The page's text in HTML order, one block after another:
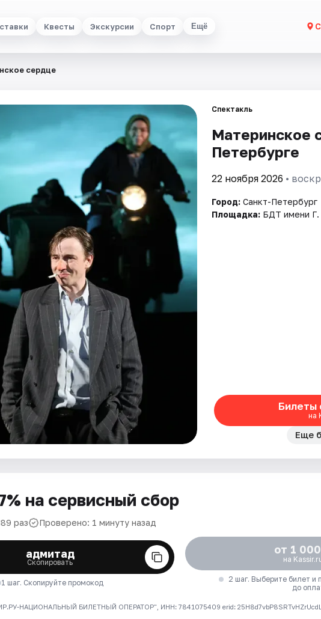
Квесты Экскурсии Спорт Ещё
сердце
Спектакль
Материнское
Петербурге
22 ноября 2026 •
Город: Санкт-Петербург
Площадка: БДТ имени Г.
Билеты
на
Еще
на сервисный сбор
раз Проверено: 1 минуту назад
адмитад
Скопировать
1 шаг. Скопируйте промокод
от 1
на
2 шаг. Выберите билет и
до
НАЦИОНАЛЬНЫЙ БИЛЕТНЫЙ ОПЕРАТОР", ИНН: 7841075409 erid: